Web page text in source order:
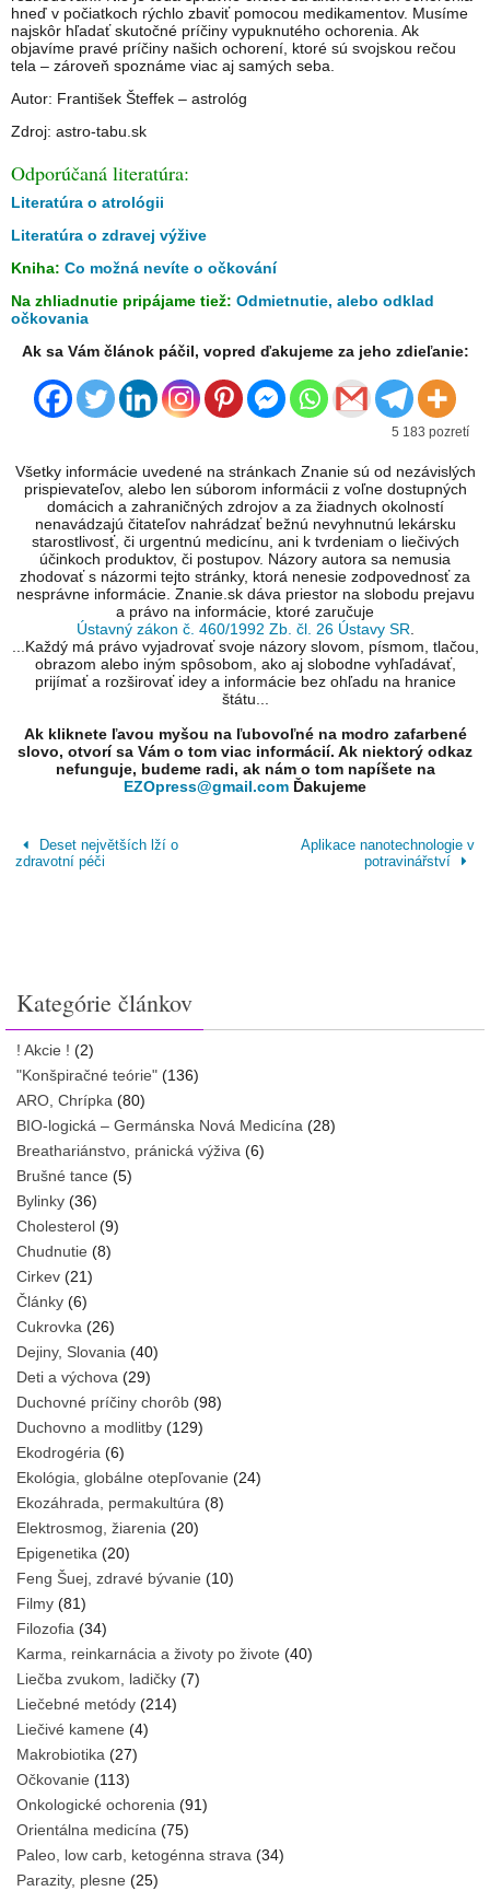
hneď v počiatkoch rýchlo zbaviť pomocou medikamentov. Musíme
najskôr hľadať skutočné príčiny vypuknutého ochorenia. Ak
objavíme pravé príčiny našich ochorení, ktoré sú svojskou rečou
tela – zároveň spoznáme viac aj samých seba.
Autor: František Šteffek – astrológ
Zdroj: astro-tabu.sk
Odporúčaná literatúra:
Literatúra o atrológii
Literatúra o zdravej výžive
Kniha: Co možná nevíte o očkování
Na zhliadnutie pripájame tiež: Odmietnutie, alebo odklad
očkovania
Ak sa Vám článok páčil, vopred ďakujeme za jeho zdieľanie:
5 183 pozretí
Všetky informácie uvedené na stránkach Znanie sú od nezávislých
prispievateľov, alebo len súborom informácii z voľne dostupných
domácich a zahraničných zdrojov a za žiadnych okolností
nenavádzajú čitateľov nahrádzať bežnú nevyhnutnú lekársku
starostlivosť, či urgentnú medicínu, ani k tvrdeniam o liečivých
účinkoch produktov, či postupov. Názory autora sa nemusia
zhodovať s názormi tejto stránky, ktorá nenesie zodpovednosť za
nesprávne informácie. Znanie.sk dáva priestor na slobodu prejavu
a právo na informácie, ktoré zaručuje
Ústavný zákon č. 460/1992 Zb. čl. 26 Ústavy SR
...Každý má právo vyjadrovať svoje názory slovom, písmom, tlačou,
obrazom alebo iným spôsobom, ako aj slobodne vyhľadávať,
prijímať a rozširovať idey a informácie bez ohľadu na hranice
štátu...
Ak kliknete ľavou myšou na ľubovoľné na modro zafarbené
slovo, otvorí sa Vám o tom viac informácií. Ak niektorý odkaz
nefunguje, budeme radi, ak nám o tom napíšete na
EZOpress@gmail.com Ďakujeme
Deset největších lží o
zdravotní péči
Aplikace nanotechnologie v
potravinářství
Kategórie článkov
! Akcie ! (2)
"Konšpiračné teórie" (136)
ARO, Chrípka (80)
BIO-logická – Germánska Nová Medicína (28)
Breathariánstvo, pránická výživa (6)
Brušné tance (5)
Bylinky (36)
Cholesterol (9)
Chudnutie (8)
Cirkev (21)
Články (6)
Cukrovka (26)
Dejiny, Slovania (40)
Deti a výchova (29)
Duchovné príčiny chorôb (98)
Duchovno a modlitby (129)
Ekodrogéria (6)
Ekológia, globálne otepľovanie (24)
Ekozáhrada, permakultúra (8)
Elektrosmog, žiarenia (20)
Epigenetika (20)
Feng Šuej, zdravé bývanie (10)
Filmy (81)
Filozofia (34)
Karma, reinkarnácia a životy po živote (40)
Liečba zvukom, ladičky (7)
Liečebné metódy (214)
Liečivé kamene (4)
Makrobiotika (27)
Očkovanie (113)
Onkologické ochorenia (91)
Orientálna medicína (75)
Paleo, low carb, ketogénna strava (34)
Parazity, plesne (25)